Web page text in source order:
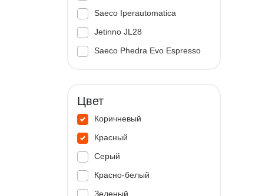
Saeco Iperautomatica
Jetinno JL28
Saeco Phedra Evo Espresso
Цвет
Коричневый
Красный
Серый
Красно-белый
Зеленый